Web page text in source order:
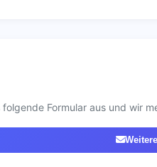
Formular aus und wir